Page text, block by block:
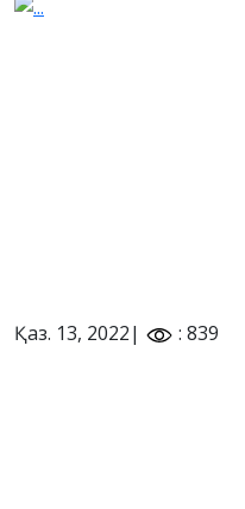
Қаз. 13, 2022| : 839